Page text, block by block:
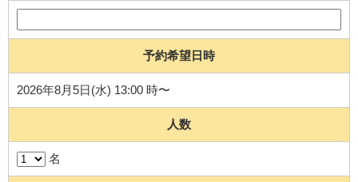
予約希望日時
2026年8月5日(水) 13:00 時〜
人数
名